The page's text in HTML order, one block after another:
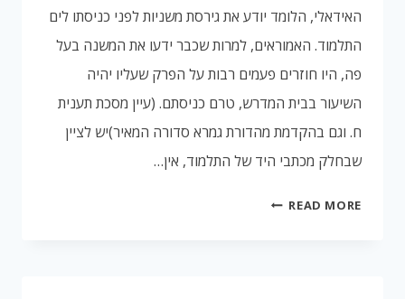
האידאלי, הלומד יודע את גירסת משניות לפני כניסתו לים
התלמוד. האמוראים, למרות שכבר ידעו את המשנה בעל
פה, היו חוזרים פעמים רבות על הפרק שעליו יהיה
השיעור בבית המדרש, טרם כניסתם. (עיין מסכת תענית
ח. וגם בהקדמת מהדורת גמרא סדורה המאיר)יש לציין
שבחלק מכתבי היד של התלמוד, אין…
READ MOREדף